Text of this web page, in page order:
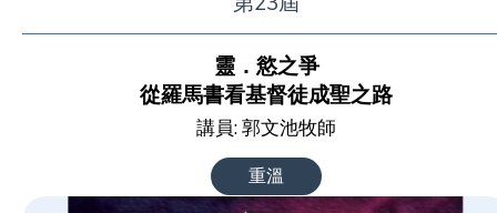
靈．慾之爭
從羅馬書看基督徒成聖之路
講員: 郭文池牧師
重溫